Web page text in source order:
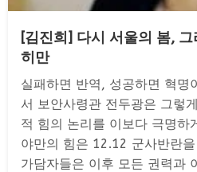
[김진희] 다시 서울의 봄, 그
히만
실패하면 반역, 성공하면 혁명
서 보안사령관 전두광은 그렇
적 힘의 논리를 이보다 극명하
야만의 힘은 12.12 군사반란
가담자들은 이후 모든 권력과